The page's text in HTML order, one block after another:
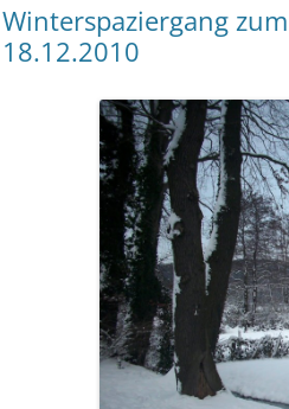
Winterspaziergang
18.12.2010